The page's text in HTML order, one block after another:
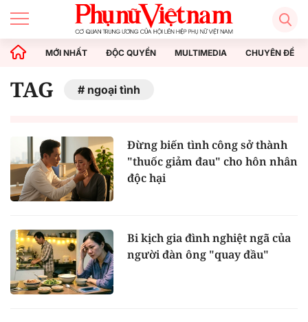
MỚI NHẤT ĐỘC QUYỀN MULTIMEDIA CHUYÊN ĐỀ
TAG ngoại tình
Đừng biến tình công sở thành
"thuốc giảm đau" cho hôn nhân
độc hại
Bi kịch gia đình nghiệt ngã của
người đàn ông "quay đầu"